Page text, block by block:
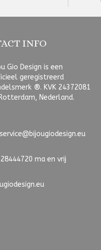
INFO
Gio Design is een
geregistreerd
®. KVK 24372081
Nederland.
ma en vrij